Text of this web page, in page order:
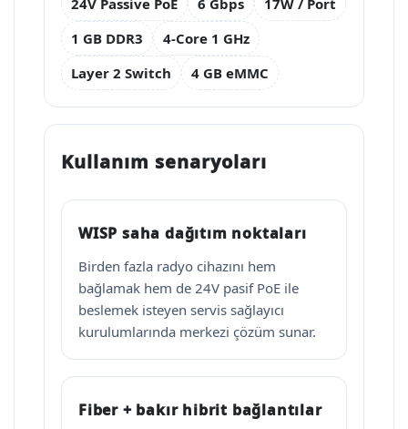
1 GB DDR3
4-Core 1 GHz
Layer 2 Switch
4 GB eMMC
Kullanım senaryoları
WISP saha dağıtım noktaları
Birden fazla radyo cihazını hem
bağlamak hem de 24V pasif PoE ile
beslemek isteyen servis sağlayıcı
kurulumlarında merkezi çözüm sunar.
Fiber + bakır hibrit bağlantılar